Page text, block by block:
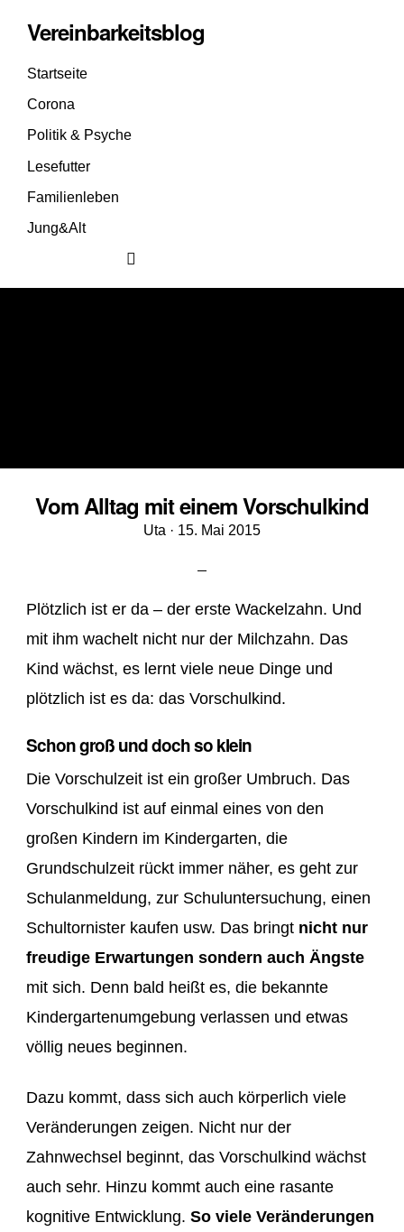
Vereinbarkeitsblog
Startseite
Corona
Politik & Psyche
Lesefutter
Familienleben
Jung&Alt
Vom Alltag mit einem Vorschulkind
Uta · Veröffentlicht
15. Mai 2015
Plötzlich ist er da – der erste Wackelzahn. Und
mit ihm wachelt nicht nur der Milchzahn. Das
Kind wächst, es lernt viele neue Dinge und
plötzlich ist es da: das Vorschulkind.
Schon groß und doch so klein
Die Vorschulzeit ist ein großer Umbruch. Das
Vorschulkind ist auf einmal eines von den
großen Kindern im Kindergarten, die
Grundschulzeit rückt immer näher, es geht zur
Schulanmeldung, zur Schuluntersuchung, einen
Schultornister kaufen usw. Das bringt nicht nur
freudige Erwartungen sondern auch Ängste
mit sich. Denn bald heißt es, die bekannte
Kindergartenumgebung verlassen und etwas
völlig neues beginnen.
Dazu kommt, dass sich auch körperlich viele
Veränderungen zeigen. Nicht nur der
Zahnwechsel beginnt, das Vorschulkind wächst
auch sehr. Hinzu kommt auch eine rasante
kognitive Entwicklung. So viele Veränderungen